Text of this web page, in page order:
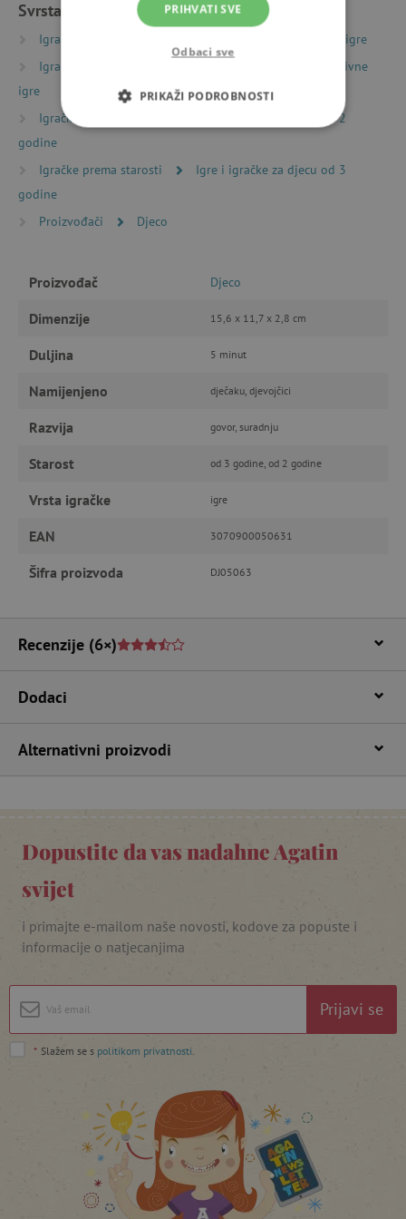
Svrstano u kategorije
Igračke prema vrsti
Kartaške igre
Igračke prema vrsti
Kooperativne
igre
Igračke prema starosti
Igre i igračke za djecu od 2
godine
Igračke prema starosti
Igre i igračke za djecu od 3
godine
Proizvođači
Djeco
Proizvođač Djeco
Dimenzije 15,6 x 11,7 x 2,8 cm
Duljina 5 minut
Namijenjeno dječaku, djevojčici
Razvija govor, suradnju
Starost od 3 godine, od 2 godine
Vrsta igračke igre
EAN 3070900050631
Šifra proizvoda DJ05063
Recenzije (6×)
Dodaci
Alternativni proizvodi
Dopustite da vas nadahne Agatin
svijet
i primajte e-mailom naše novosti, kodove za popuste i
informacije o natjecanjima
Prijavi se
* Slažem se s politikom privatnosti
PRIHVATI SVE
Odbaci sve
PRIKAŽI PODROBNOSTI
NUŽNO POTREBNI KOLAČIĆI
IZVEDBA CILJANOST
FUNKCIONALNOST
npr. upis korisnika na stranici te uređivanje
odgovarajuće upotrebljavati bez nužno
Pružatelj usluga
CookieScriptConsent
featureFlagIdentifier www.agatinsvijet.hr
lastVisitedProduct
featureFlagCheckoutExperimentVariant
product_filter_remember
PHPSESSID
PHP.net
www.agatinsvijet.hr
Googleovu politiku privatnosti